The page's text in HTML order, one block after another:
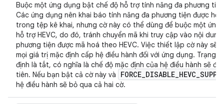
Buộc một ứng dụng bật chế độ hỗ trợ tính năng đa phương tiện
Các ứng dụng nên khai báo tính năng đa phương tiện được hỗ
trong tệp kê khai, nhưng cờ này có thể dùng để buộc một ứng
hỗ trợ HEVC, do đó, tránh chuyển mã khi truy cập vào nội dung
phương tiện được mã hoá theo HEVC. Việc thiết lập cờ này sẽ
mọi giá trị mặc định cấp hệ điều hành đối với ứng dụng. Trạng
định là tắt, có nghĩa là chế độ mặc định của hệ điều hành sẽ
tiên. Nếu bạn bật cả cờ này và
hệ điều hành sẽ bỏ qua cả hai cờ.